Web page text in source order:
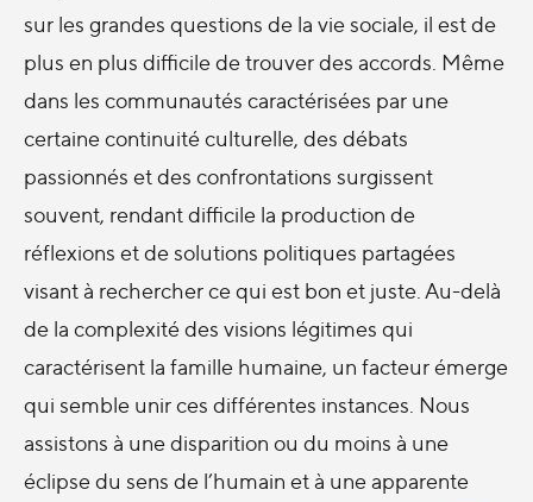
sur les grandes questions de la vie sociale, il est de
plus en plus difficile de trouver des accords. Même
dans les communautés caractérisées par une
certaine continuité culturelle, des débats
passionnés et des confrontations surgissent
souvent, rendant difficile la production de
réflexions et de solutions politiques partagées
visant à rechercher ce qui est bon et juste. Au-delà
de la complexité des visions légitimes qui
caractérisent la famille humaine, un facteur émerge
qui semble unir ces différentes instances. Nous
assistons à une disparition ou du moins à une
éclipse du sens de l’humain et à une apparente